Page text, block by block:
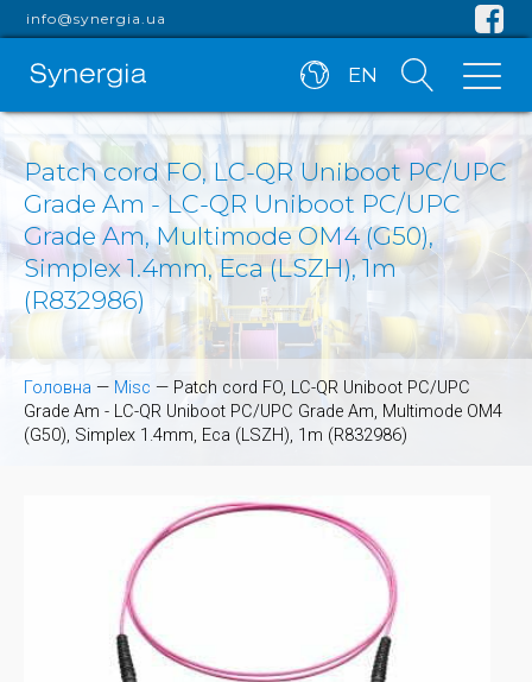
info@synergia.ua
EN
Patch cord FO, LC-QR Uniboot PC/UPC
Grade Am - LC-QR Uniboot PC/UPC
Grade Am, Multimode OM4 (G50),
Simplex 1.4mm, Eca (LSZH), 1m
(R832986)
Головна — Misc — Patch cord FO, LC-QR Uniboot PC/UPC
Grade Am - LC-QR Uniboot PC/UPC Grade Am, Multimode OM4
(G50), Simplex 1.4mm, Eca (LSZH), 1m (R832986)